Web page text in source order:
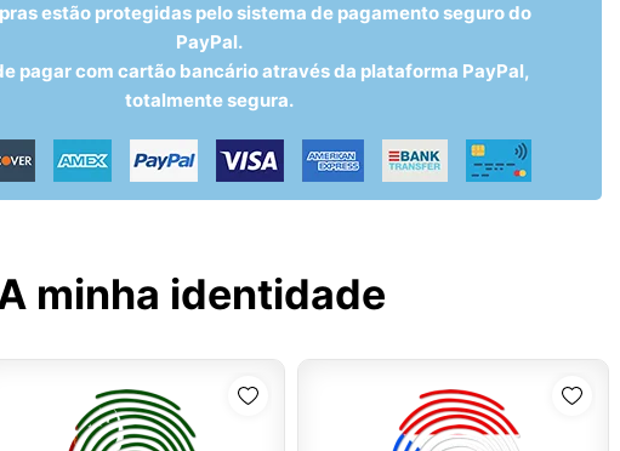
estão protegidas pelo sistema de pagamento seguro do
PayPal.
pagar com cartão bancário através da plataforma PayPal,
totalmente segura.
minha identidade